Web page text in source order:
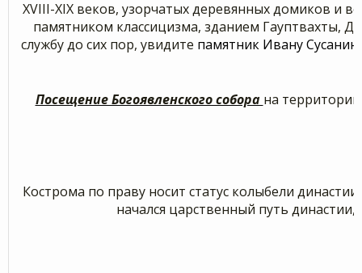
XVIII-XIX веков, узорчатых деревянных домиков и
памятником классицизма, зданием Гауптвахты,
службу до сих пор, увидите памятник Ивану
Посещение Богоявленского собора на
Кострома по праву носит статус колыбели
начался царственный путь